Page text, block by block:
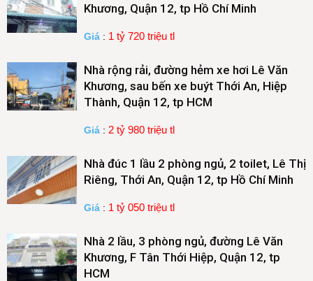
Khương, Quận 12, tp Hồ Chí Minh
Giá : 1 tỷ 720 triệu tl
Nhà rộng rải, đường hẻm xe hơi Lê Văn
Khương, sau bến xe buýt Thới An, Hiệp
Thành, Quận 12, tp HCM
Giá : 2 tỷ 980 triệu tl
Nhà đúc 1 lầu 2 phòng ngủ, 2 toilet, Lê Thị
Riêng, Thới An, Quận 12, tp Hồ Chí Minh
Giá : 1 tỷ 050 triệu tl
Nhà 2 lầu, 3 phòng ngủ, đường Lê Văn
Khương, F Tân Thới Hiệp, Quận 12, tp
HCM